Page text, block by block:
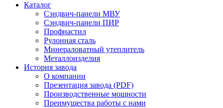
Каталог
Сэндвич-панели МВУ
Сэндвич-панели ПИР
Профнастил
Рулонная сталь
Минераловатный утеплитель
Металлоизделия
История завода
О компании
Презентация завода (PDF)
Производственные мощности
Преимущества работы с нами